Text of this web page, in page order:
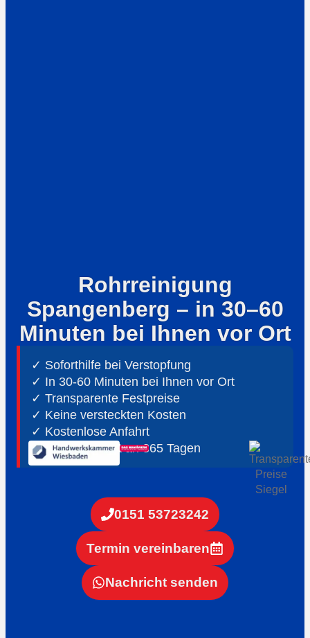
Rohrreinigung
Spangenberg – in 30–60
Minuten bei Ihnen vor Ort
✓ Soforthilfe bei Verstopfung
✓ In 30-60 Minuten bei Ihnen vor Ort
✓ ⁠Transparente Festpreise
✓ Keine versteckten Kosten
✓ Kostenlose Anfahrt
✓ ⁠24h Notdienst an 365 Tagen
0151 53723242
Termin vereinbaren
Nachricht senden